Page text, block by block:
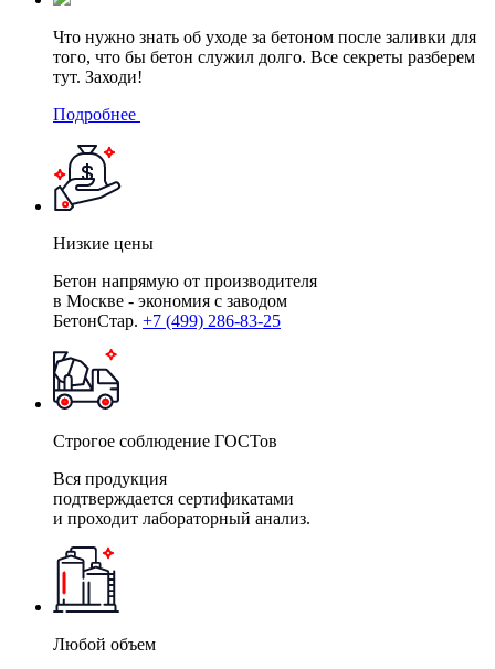
Что нужно знать об уходе за бетоном после заливки для
того, что бы бетон служил долго. Все секреты разберем
тут. Заходи!
Подробнее
Низкие цены
Бетон напрямую от производителя
в Москве - экономия с заводом
БетонСтар. +7 (499) 286-83-25
Строгое соблюдение ГОСТов
Вся продукция
подтверждается сертификатами
и проходит лабораторный анализ.
Любой объем